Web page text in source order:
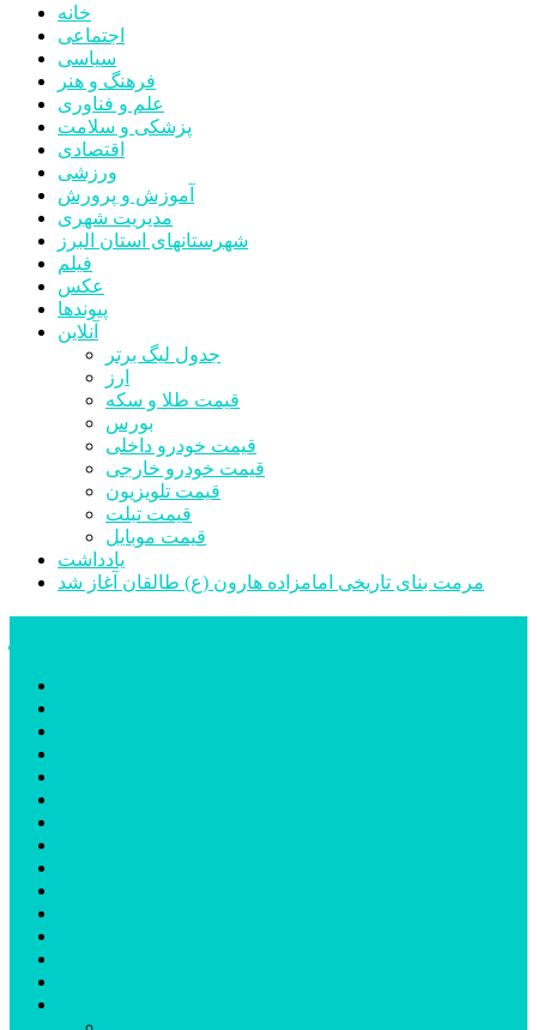
خانه
اجتماعی
سیاسی
فرهنگ و هنر
علم و فناوری
پزشکی و سلامت
اقتصادی
ورزشی
آموزش و پرورش
مدیریت شهری
شهرستانهای استان البرز
فیلم
عکس
پیوندها
آنلاین
جدول لیگ برتر
ارز
قیمت طلا و سکه
بورس
قیمت خودرو داخلی
قیمت خودرو خارجی
قیمت تلویزیون
قیمت تبلت
قیمت موبایل
یادداشت
مرمت بنای تاریخی امامزاده هارون (ع) طالقان آغاز شد